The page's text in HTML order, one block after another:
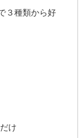
３種類から好
け